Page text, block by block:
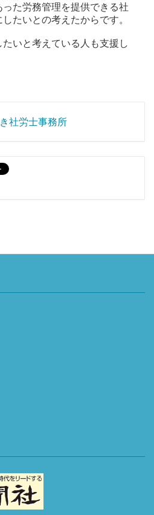
た労務管理を提供できる社
たいとの考えたからです。
いと考えている人も支援し
社労士事務所